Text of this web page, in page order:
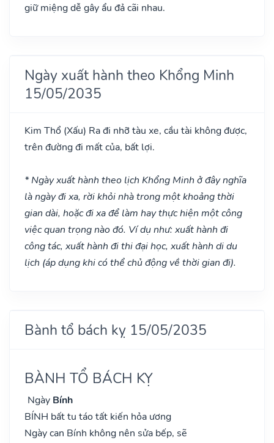
giữ miệng dễ gây ẩu đả cãi nhau.
Ngày xuất hành theo Khổng Minh
15/05/2035
Kim Thổ (Xấu) Ra đi nhỡ tàu xe, cầu tài không được,
trên đường đi mất của, bất lợi.
* Ngày xuất hành theo lịch Khổng Minh ở đây nghĩa
là ngày đi xa, rời khỏi nhà trong một khoảng thời
gian dài, hoặc đi xa để làm hay thực hiện một công
việc quan trọng nào đó. Ví dụ như: xuất hành đi
công tác, xuất hành đi thi đại học, xuất hành di du
lịch (áp dụng khi có thể chủ động về thời gian đi).
Bành tổ bách kỵ 15/05/2035
BÀNH TỔ BÁCH KỴ
Ngày Bính
BÍNH bất tu táo tất kiến hỏa ương
Ngày can Bính không nên sửa bếp, sẽ